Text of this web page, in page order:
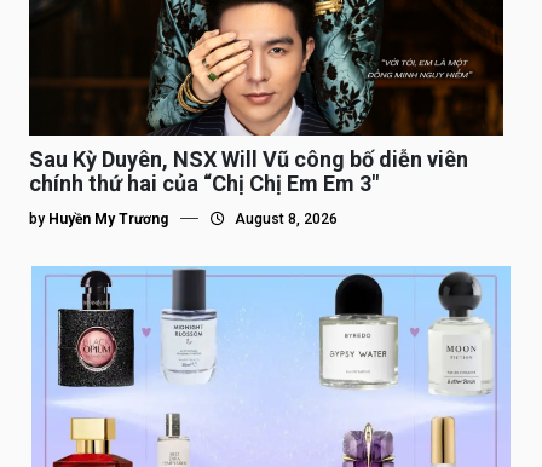
Sau Kỳ Duyên, NSX Will Vũ công bố diễn viên
chính thứ hai của “Chị Chị Em Em 3″
by Huyền My Trương August 8, 2026